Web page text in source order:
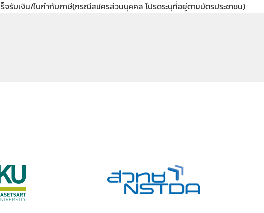
จรับเงิน/ใบกำกับภาษี(กรณีสมัครส่วนบุคคล โปรดระบุที่อยู่ตามบัตรประชาชน)